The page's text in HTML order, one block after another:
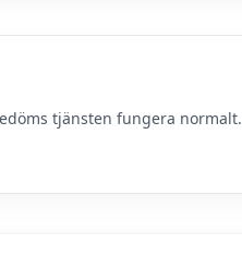
tjänsten fungera normalt.